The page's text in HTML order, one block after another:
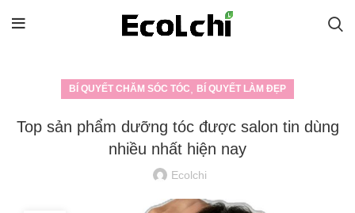
BÍ QUYẾT CHĂM SÓC TÓC BÍ QUYẾT LÀM ĐẸP
Top sản phẩm dưỡng tóc được salon tin dùng
nhiều nhất hiện nay
Ecolchi